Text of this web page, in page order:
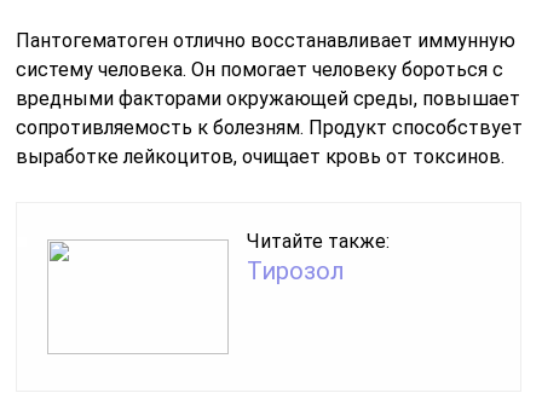
Пантогематоген отлично восстанавливает иммунную
систему человека. Он помогает человеку бороться с
вредными факторами окружающей среды, повышает
сопротивляемость к болезням. Продукт способствует
выработке лейкоцитов, очищает кровь от токсинов.
Читайте также:
Тирозол